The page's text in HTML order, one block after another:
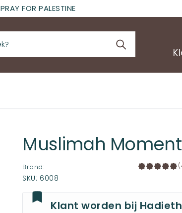
PRAY FOR PALESTINE
Muslimah
Brand:
SKU: 6008
Klant worden bij